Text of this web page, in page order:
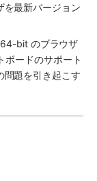
を最新バージョン
bit のブラウザ
ボードのサポート
問題を引き起こす